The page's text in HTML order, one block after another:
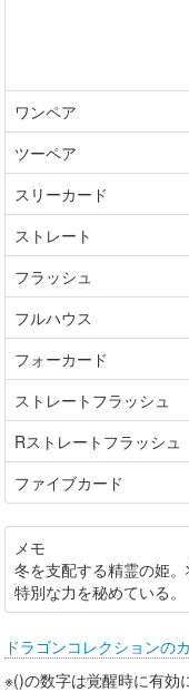
ワンペア
ツーペア
スリーカード
ストレート
フラッシュ
フルハウス
フォーカード
ストレートフラッシュ
Rストレートフラッシュ
ファイブカード
メモ
冬を支配する精霊の姫
特別な力を秘めている。
ドラゴンコレクションの
※()の数字は覚醒時に有効